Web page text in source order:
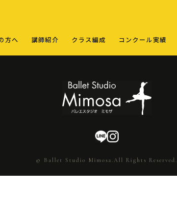
方へ 講師紹介 クラス編成 コンクール実績
© Ballet Studio Mimosa.All Rights Reserved.